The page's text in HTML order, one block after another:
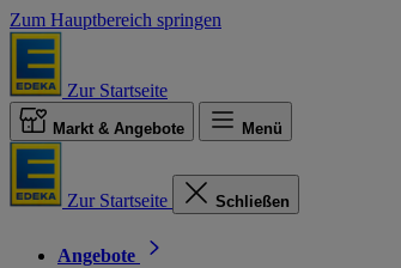
Zum Hauptbereich springen
Zur Startseite
Markt & Angebote Menü
Zur Startseite Schließen
Angebote